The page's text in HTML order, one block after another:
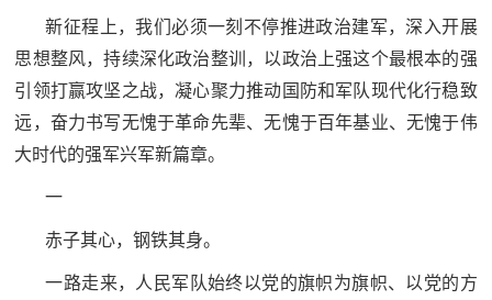
识
全
民
国
民
新征程上，我们必须一刻不停推进政治建军，深入开展
思想整风，持续深化政治整训，以政治上强这个最根本的强
引领打赢攻坚之战，凝心聚力推动国防和军队现代化行稳致
远，奋力书写无愧于革命先辈、无愧于百年基业、无愧于伟
大时代的强军兴军新篇章。
一
赤子其心，钢铁其身。
一路走来，人民军队始终以党的旗帜为旗帜、以党的方